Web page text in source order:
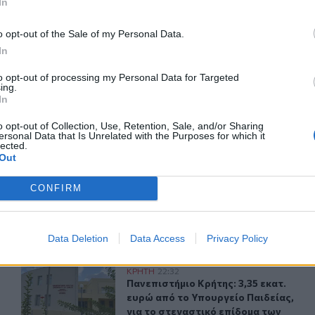
opt-out of the Sale of my Personal Data.
opt-out of processing my Personal Data for Targeted
opt-out of Collection, Use, Retention, Sale, and/or Sharing
Data that Is Unrelated with the Purposes for which it
CONFIRM
Data Deletion Data Access Privacy Policy
TAGS
Αιμοδοσία
του CRETALIVE
ΕΊΔΗΣΗ
- Βίντεο
μάχη με τις φλόγες - Βίντεο
Πανεπιστήμιο Κρήτης: 3,35 εκατ. ευρώ από το
ΚΡΗΤΗ 22:32
Πανεπιστήμιο Κρήτης: 3,35 εκατ.
Πανεπιστήμιο Κρήτης: 3,35 εκατ.
ευρώ από το Υπουργείο Παιδείας,
για το στεγαστικό επίδομα των